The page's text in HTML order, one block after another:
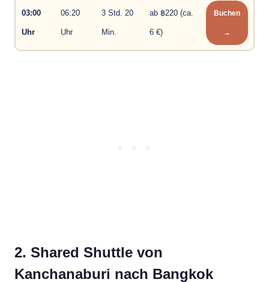
03:00
Uhr
06:20
Uhr
3 Std. 20
Min.
ab ฿220 (ca.
6 €)
Buchen
→
2. Shared Shuttle von
Kanchanaburi nach Bangkok